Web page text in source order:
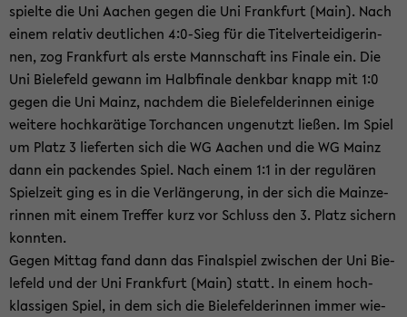
spiel­te die Uni Aa­chen gegen die Uni Frank­furt (Main). Nach
einem re­la­tiv deut­li­chen 4:0-​Sieg für die Ti­tel­ver­tei­di­ge­rin­
nen, zog Frank­furt als erste Mann­schaft ins Fi­na­le ein. Die
Uni Bie­le­feld ge­wann im Halb­fi­na­le denk­bar knapp mit 1:0
gegen die Uni Mainz, nach­dem die Bie­le­fel­de­rin­nen ei­ni­ge
wei­te­re hoch­ka­rä­ti­ge Tor­chan­cen un­ge­nutzt lie­ßen. Im Spiel
um Platz 3 lie­fer­ten sich die WG Aa­chen und die WG Mainz
dann ein pa­cken­des Spiel. Nach einem 1:1 in der re­gu­lä­ren
Spiel­zeit ging es in die Ver­län­ge­rung, in der sich die Main­ze­
rin­nen mit einem Tref­fer kurz vor Schluss den 3. Platz si­chern
konn­ten.
Gegen Mit­tag fand dann das Fi­nal­spiel zwi­schen der Uni Bie­
le­feld und der Uni Frank­furt (Main) statt. In einem hoch­
klas­si­gen Spiel, in dem sich die Bie­le­fel­de­rin­nen immer wie­